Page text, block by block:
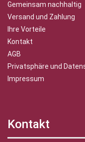
Gemeinsam nachhaltig
Versand und Zahlung
Ihre Vorteile
Kontakt
AGB
Privatsphäre und
Impressum
Kontakt